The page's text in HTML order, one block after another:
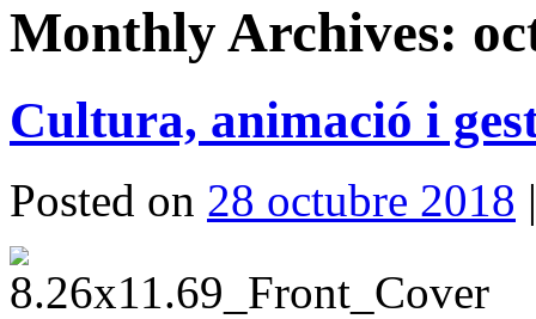
Monthly Archives:
Cultura, animació i
Posted on 28 octubre 2018 |